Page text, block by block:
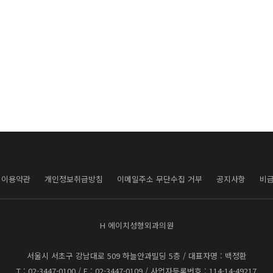
이용약관 개인정보취급방침 이메일주소 무단수집 거부 공지사항 비
H 에이치성형외과의원
서울시 서초구 강남대로 509 하늘안과빌딩 5층 / 대표자명 : 백정환